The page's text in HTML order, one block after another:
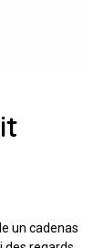
un cadenas